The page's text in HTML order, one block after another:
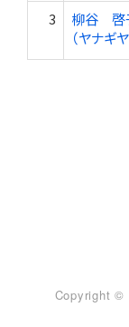
3
柳谷 啓
（ヤナギ
Copyright ©